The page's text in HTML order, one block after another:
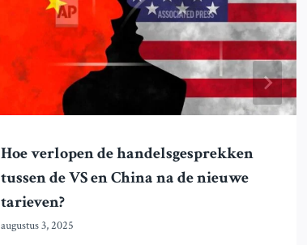
Hoe verlopen de handelsgesprekken
tussen de VS en China na de nieuwe
tarieven?
augustus 3, 2025